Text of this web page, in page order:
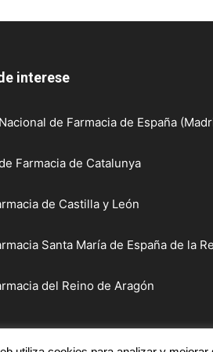
interese
de Farmacia de España
Farmacia de Catalunya
de Castilla y León
Santa María de España de la
del Reino de Aragón